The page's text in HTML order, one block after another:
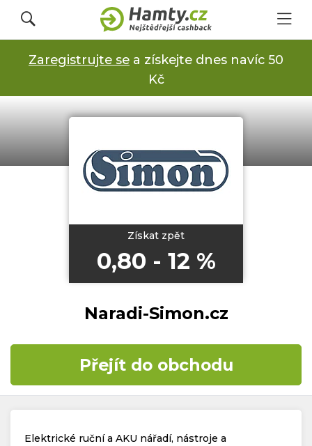
Přihlásit se
Registrovat
Obchody
Jak to funguje
Časté dotazy
Kontakt
Zaregistrujte se a získejte dnes navíc 50
Kč
Získat zpět
0,80 - 12 %
Naradi-Simon.cz
Přejít do obchodu
Elektrické ruční a AKU nářadí, nástroje a